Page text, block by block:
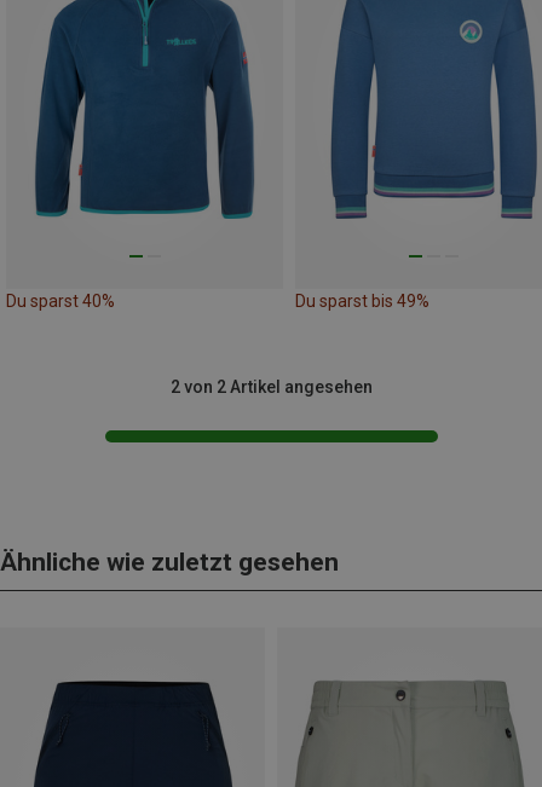
Du sparst 40% Du sparst bis 49%
2 von 2 Artikel angesehen
Ähnliche wie zuletzt gesehen